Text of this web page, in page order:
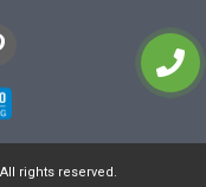
rights reserved.